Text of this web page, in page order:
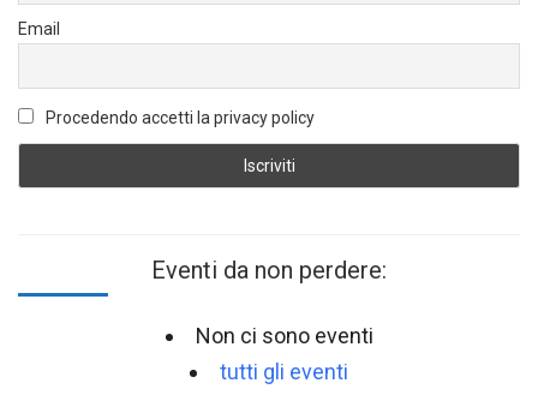
Email
Procedendo accetti la privacy policy
Eventi da non perdere:
Non ci sono eventi
tutti gli eventi